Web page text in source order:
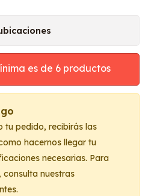
es de 6 productos
tu pedido, recibirás las
hacernos llegar tu
necesarias. Para
nuestras